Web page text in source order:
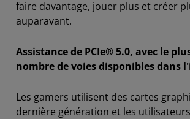
faire davantage, jouer plus et créer
auparavant.
Assistance de PCIe® 5.0, avec le
nombre de voies disponibles dans
Les gamers utilisent des cartes
dernière génération et les